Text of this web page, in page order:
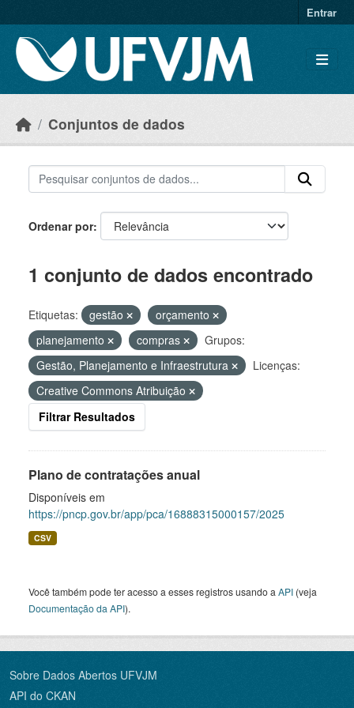
Entrar
Conjuntos de dados
Ordenar por
1 conjunto de dados encontrado
Etiquetas: gestão
orçamento
planejamento
compras
Grupos:
Gestão, Planejamento e Infraestrutura
Licenças:
Creative Commons Atribuição
Filtrar Resultados
Plano de contratações anual
Disponíveis em
https://pncp.gov.br/app/pca/16888315000157/2025
CSV
Você também pode ter acesso a esses registros usando a API (veja
Documentação da API).
Sobre Dados Abertos UFVJM
API do CKAN